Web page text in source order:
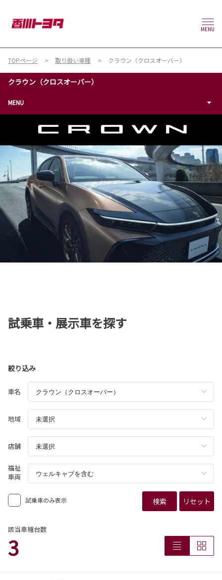
MENU
TOPページ 取り扱い車種 クラウン（クロスオーバー）
クラウン（クロスオーバー）
MENU
試乗車・展示車を探す
絞り込み
車名
地域
店舗
福祉
車両
試乗車のみ表示 検索 リセット
該当車種台数
3